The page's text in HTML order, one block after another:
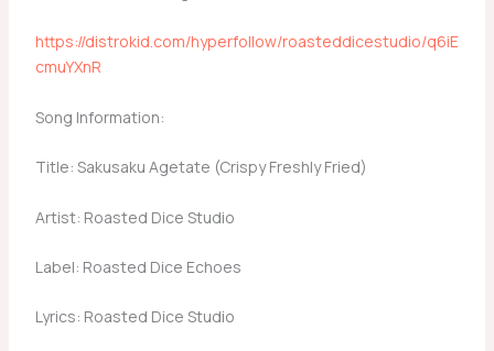
https://distrokid.com/hyperfollow/roasteddicestudio/q6iE
cmuYXnR
Song Information:
Title: Sakusaku Agetate (Crispy Freshly Fried)
Artist: Roasted Dice Studio
Label: Roasted Dice Echoes
Lyrics: Roasted Dice Studio